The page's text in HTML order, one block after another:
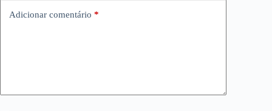
Adicionar comentário *